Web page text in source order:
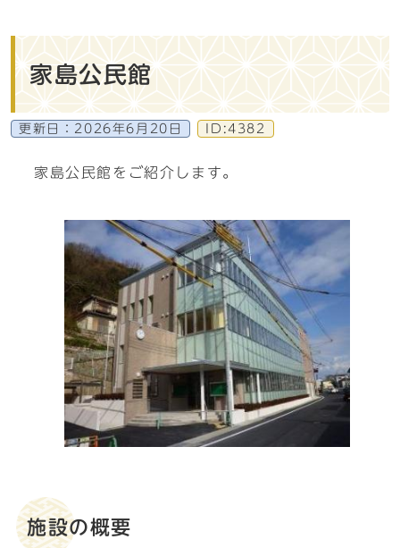
家島公民館
更新日： 2026年6月20日 ID:4382
家島公民館をご紹介します。
施設の概要